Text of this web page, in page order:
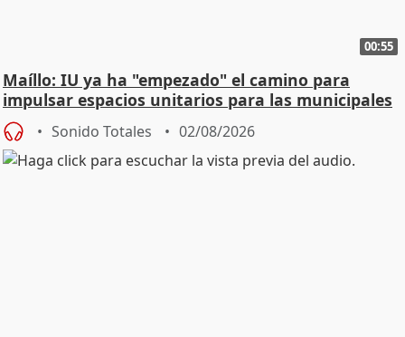
00:55
Maíllo: IU ya ha "empezado" el camino para
impulsar espacios unitarios para las municipales
Sonido Totales 02/08/2026